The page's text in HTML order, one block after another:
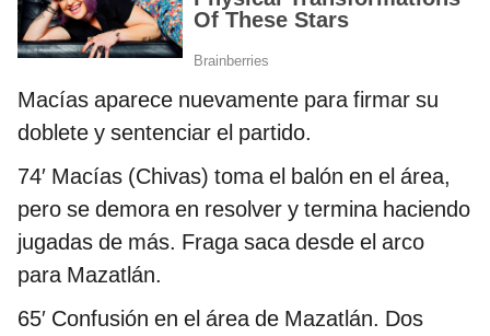
Macías aparece nuevamente para firmar su
doblete y sentenciar el partido.
74′ Macías (Chivas) toma el balón en el área,
pero se demora en resolver y termina haciendo
jugadas de más. Fraga saca desde el arco
para Mazatlán.
65′ Confusión en el área de Mazatlán. Dos